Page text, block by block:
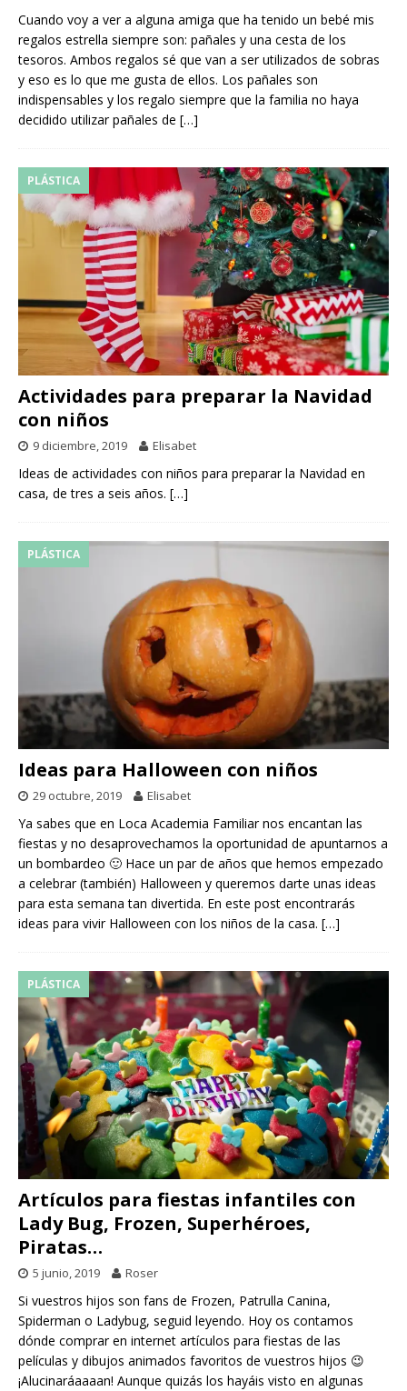
Cuando voy a ver a alguna amiga que ha tenido un bebé mis
regalos estrella siempre son: pañales y una cesta de los
tesoros. Ambos regalos sé que van a ser utilizados de sobras
y eso es lo que me gusta de ellos. Los pañales son
indispensables y los regalo siempre que la familia no haya
decidido utilizar pañales de […]
PLÁSTICA
Actividades para preparar la Navidad
con niños
9 diciembre, 2019 Elisabet
Ideas de actividades con niños para preparar la Navidad en
casa, de tres a seis años. […]
PLÁSTICA
Ideas para Halloween con niños
29 octubre, 2019 Elisabet
Ya sabes que en Loca Academia Familiar nos encantan las
fiestas y no desaprovechamos la oportunidad de apuntarnos a
un bombardeo 🙂 Hace un par de años que hemos empezado
a celebrar (también) Halloween y queremos darte unas ideas
para esta semana tan divertida. En este post encontrarás
ideas para vivir Halloween con los niños de la casa. […]
PLÁSTICA
Artículos para fiestas infantiles con
Lady Bug, Frozen, Superhéroes,
Piratas…
5 junio, 2019 Roser
Si vuestros hijos son fans de Frozen, Patrulla Canina,
Spiderman o Ladybug, seguid leyendo. Hoy os contamos
dónde comprar en internet artículos para fiestas de las
películas y dibujos animados favoritos de vuestros hijos 😉
¡Alucinaráaaaan! Aunque quizás los hayáis visto en algunas